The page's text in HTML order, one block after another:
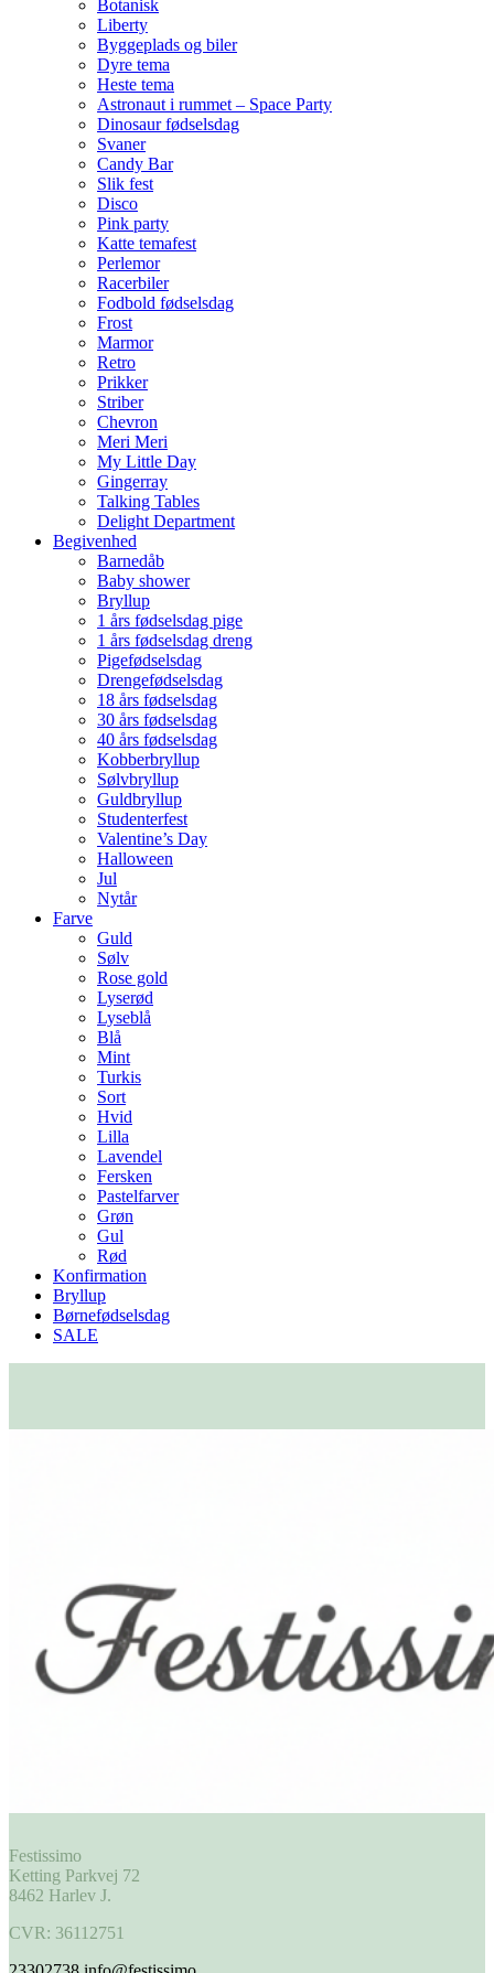
Botanisk
Liberty
Byggeplads og biler
Dyre tema
Heste tema
Astronaut i rummet – Space Party
Dinosaur fødselsdag
Svaner
Candy Bar
Slik fest
Disco
Pink party
Katte temafest
Perlemor
Racerbiler
Fodbold fødselsdag
Frost
Marmor
Retro
Prikker
Striber
Chevron
Meri Meri
My Little Day
Gingerray
Talking Tables
Delight Department
Begivenhed
Barnedåb
Baby shower
Bryllup
1 års fødselsdag pige
1 års fødselsdag dreng
Pigefødselsdag
Drengefødselsdag
18 års fødselsdag
30 års fødselsdag
40 års fødselsdag
Kobberbryllup
Sølvbryllup
Guldbryllup
Studenterfest
Valentine’s Day
Halloween
Jul
Nytår
Farve
Guld
Sølv
Rose gold
Lyserød
Lyseblå
Blå
Mint
Turkis
Sort
Hvid
Lilla
Lavendel
Fersken
Pastelfarver
Grøn
Gul
Rød
Konfirmation
Bryllup
Børnefødselsdag
SALE
Festissimo
Ketting Parkvej 72
8462 Harlev J.
CVR: 36112751